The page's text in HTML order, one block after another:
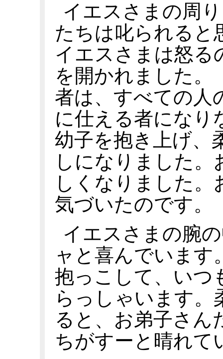
イエスさまの周
たちは叱られると
イエスさまは怒る
を開かれました。
者は、すべての人
に仕える者になり
幼子を抱き上げ、
しになりました
しくなりました。
気づいたのです。
イエスさまの腕
ャと喜んでいます
抱っこして、いつ
らっしゃいます。
ると、お弟子さん
ちがすーと晴れて